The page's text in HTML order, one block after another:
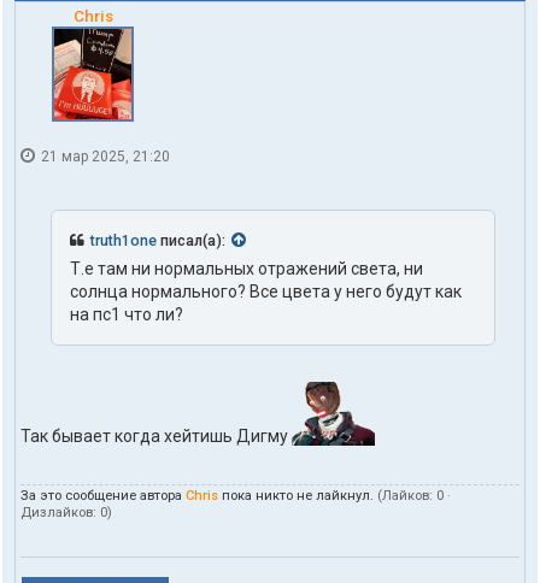
Chris
21 мар 2025, 21:20
truth1one писал(а):
Т.е там ни нормальных отражений света, ни
солнца нормального? Все цвета у него будут как
на пс1 что ли?
Так бывает когда хейтишь Дигму
За это сообщение автора Chris пока никто не лайкнул. (Лайков: 0 ·
Дизлайков: 0)